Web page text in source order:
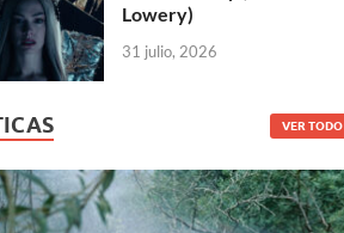
Lowery)
31 julio, 2026
VER TODO